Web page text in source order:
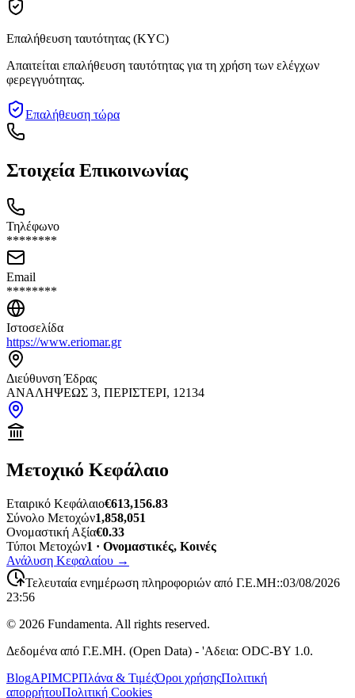
Επαλήθευση ταυτότητας (KYC)
Απαιτείται επαλήθευση ταυτότητας για τη χρήση των ελέγχων
φερεγγυότητας.
Επαλήθευση τώρα
Στοιχεία Επικοινωνίας
Τηλέφωνο
********
Email
********
Ιστοσελίδα
https://www.eriomar.gr
Διεύθυνση Έδρας
ΑΝΑΛΗΨΕΩΣ 3, ΠΕΡΙΣΤΕΡΙ, 12134
Μετοχικό Κεφάλαιο
Εταιρικό Κεφάλαιο€613,156.83
Σύνολο Μετοχών1,858,051
Ονομαστική Αξία€0.33
Τύποι Μετοχών1 · Ονομαστικές, Κοινές
Ανάλυση Κεφαλαίου →
Τελευταία ενημέρωση πληροφοριών από Γ.Ε.ΜΗ::03/08/2026
23:56
© 2026 Fundamenta. All rights reserved.
Δεδομένα από Γ.Ε.ΜΗ. (Open Data) - 'Αδεια: ODC-BY 1.0.
BlogAPIMCPΠλάνα & ΤιμέςΌροι χρήσηςΠολιτική
απορρήτουΠολιτική Cookies